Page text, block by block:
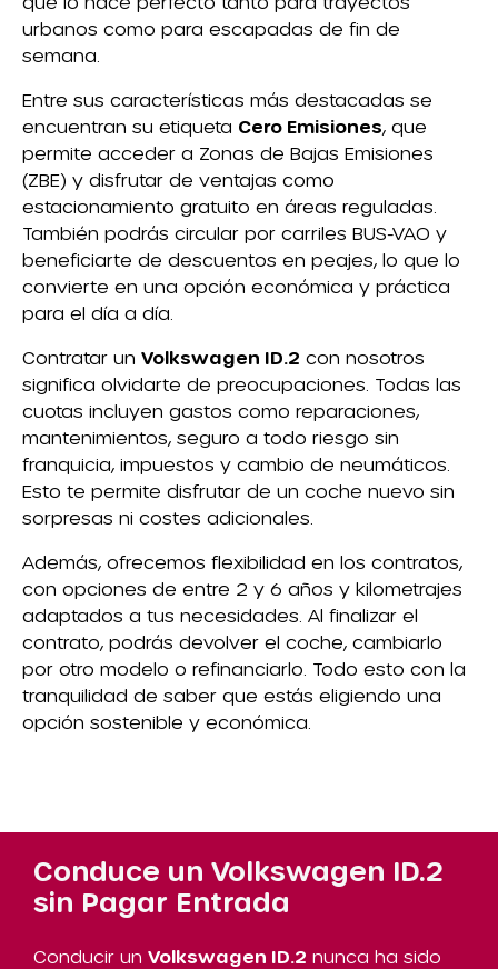
urbanos como para escapadas de fin de
semana.
Entre sus características más destacadas se
encuentran su etiqueta Cero Emisiones, que
permite acceder a Zonas de Bajas Emisiones
(ZBE) y disfrutar de ventajas como
estacionamiento gratuito en áreas reguladas.
También podrás circular por carriles BUS-VAO y
beneficiarte de descuentos en peajes, lo que lo
convierte en una opción económica y práctica
para el día a día.
Contratar un Volkswagen ID.2 con nosotros
significa olvidarte de preocupaciones. Todas las
cuotas incluyen gastos como reparaciones,
mantenimientos, seguro a todo riesgo sin
franquicia, impuestos y cambio de neumáticos.
Esto te permite disfrutar de un coche nuevo sin
sorpresas ni costes adicionales.
Además, ofrecemos flexibilidad en los contratos,
con opciones de entre 2 y 6 años y kilometrajes
adaptados a tus necesidades. Al finalizar el
contrato, podrás devolver el coche, cambiarlo
por otro modelo o refinanciarlo. Todo esto con la
tranquilidad de saber que estás eligiendo una
opción sostenible y económica.
Conduce un Volkswagen ID.2
sin Pagar Entrada
Conducir un Volkswagen ID.2 nunca ha sido